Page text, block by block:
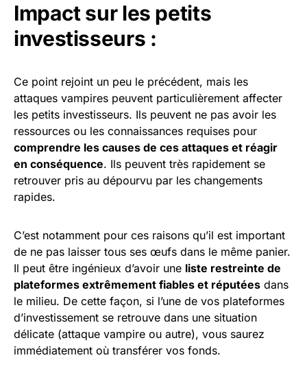
Impact sur les petits
investisseurs :
Ce point rejoint un peu le précédent, mais les
attaques vampires peuvent particulièrement affecter
les petits investisseurs. Ils peuvent ne pas avoir les
ressources ou les connaissances requises pour
comprendre les causes de ces attaques et réagir
en conséquence. Ils peuvent très rapidement se
retrouver pris au dépourvu par les changements
rapides.
C’est notamment pour ces raisons qu’il est important
de ne pas laisser tous ses œufs dans le même panier.
Il peut être ingénieux d’avoir une liste restreinte de
plateformes extrêmement fiables et réputées dans
le milieu. De cette façon, si l’une de vos plateformes
d’investissement se retrouve dans une situation
délicate (attaque vampire ou autre), vous saurez
immédiatement où transférer vos fonds.